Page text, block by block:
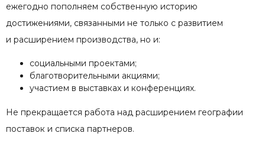
ежегодно пополняем собственную историю
достижениями, связанными не только с развитием
и расширением производства, но и:
социальными проектами;
благотворительными акциями;
участием в выставках и конференциях.
Не прекращается работа над расширением географии
поставок и списка партнеров.